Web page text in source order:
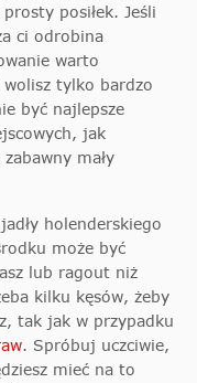
posiłek. Jeśli
ci odrobina
warto
tylko bardzo
być najlepsze
jak
mały
holenderskiego
może być
lub ragout niż
kilku kęsów, żeby
tak jak w przypadku
. Spróbuj uczciwie,
mieć na to